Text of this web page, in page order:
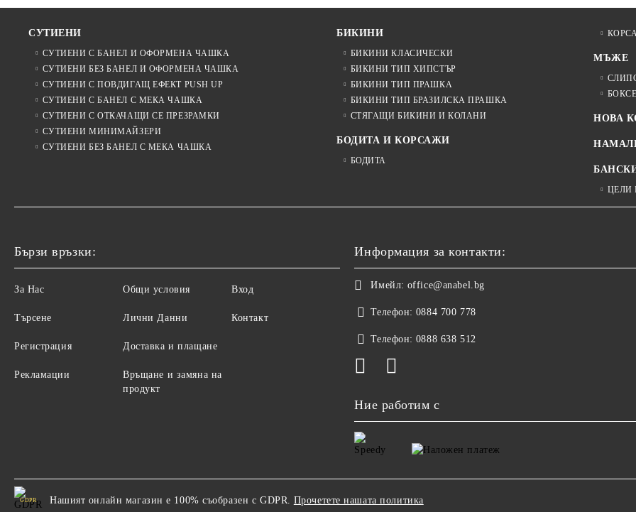
СУТИЕНИ
СУТИЕНИ С БАНЕЛ И ОФОРМЕНА ЧАШКА
СУТИЕНИ БЕЗ БАНЕЛ И ОФОРМЕНА ЧАШКА
СУТИЕНИ С ПОВДИГАЩ ЕФЕКТ PUSH UP
СУТИЕНИ С БАНЕЛ С МЕКА ЧАШКА
СУТИЕНИ С ОТКАЧАЩИ СЕ ПРЕЗРАМКИ
СУТИЕНИ МИНИМАЙЗЕРИ
СУТИЕНИ БЕЗ БАНЕЛ С МЕКА ЧАШКА
БИКИНИ
БИКИНИ КЛАСИЧЕСКИ
БИКИНИ ТИП ХИПСТЪР
БИКИНИ ТИП ПРАШКА
БИКИНИ ТИП БРАЗИЛСКА ПРАШКА
СТЯГАЩИ БИКИНИ И КОЛАНИ
БОДИТА И КОРСАЖИ
БОДИТА
МЪЖЕ
НОВА
ЦЕЛИ
Бързи връзки:
За Нас
Търсене
Регистрация
Рекламации
Общи условия
Лични Данни
Доставка и плащане
Връщане и замяна на
продукт
Вход
Контакт
Информация за контакти:
Имейл: office@anabel.bg
Телефон: 0884 700 778
Телефон: 0888 638 512
Ние работим с
GDPR Нашият онлайн магазин е 100% съобразен с GDPR. Прочетете нашата политика